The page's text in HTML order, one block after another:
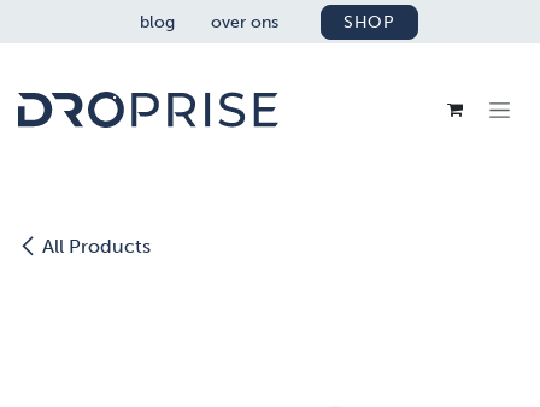
OVERSLAAN NAAR INHOUD
blog over ons SHOP
All Products